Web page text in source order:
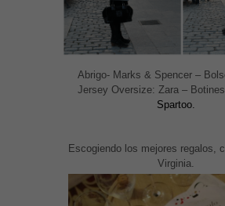
Abrigo- Marks & Spencer –
Jersey Oversize: Zara –
Spartoo.
Escogiendo los mejores regalos,
Virginia.